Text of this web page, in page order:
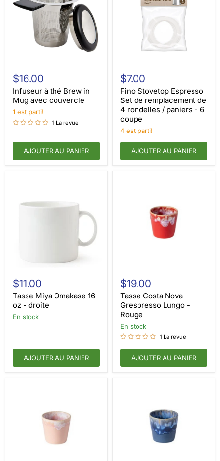
à
thé
Brew
in
Mug
avec
couvercle
$16.00
Infuseur à thé Brew in
Mug avec couvercle
1 est parti!
1 La revue
AJOUTER AU PANIER
Stovetop
Espresso
Set
de
remplacement
de
4
rondelles
paniers
6
$7.00
Fino Stovetop Espresso
Set de remplacement de
4 rondelles / paniers - 6
coupe
4 est parti!
AJOUTER AU PANIER
Miya
Omakase
16
oz
droite
$11.00
Tasse Miya Omakase 16
oz - droite
en stock
AJOUTER AU PANIER
Costa
Nova
Grespresso
Lungo
Rouge
$19.00
Tasse Costa Nova
Grespresso Lungo -
Rouge
en stock
1 La revue
AJOUTER AU PANIER